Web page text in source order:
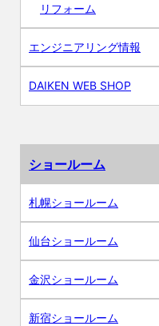
リフォーム
エンジニアリング情報
DAIKEN WEB SHOP
ショールーム
札幌ショールーム
仙台ショールーム
金沢ショールーム
新宿ショールーム